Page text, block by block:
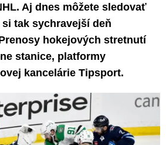
Aj dnes môžete sledovať
tak sychravejší deň
hokejových stretnutí
stanice, platformy
kancelárie Tipsport.